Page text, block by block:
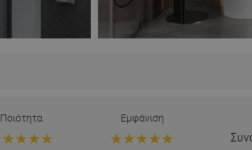
Ποιότητα Εμφάνιση